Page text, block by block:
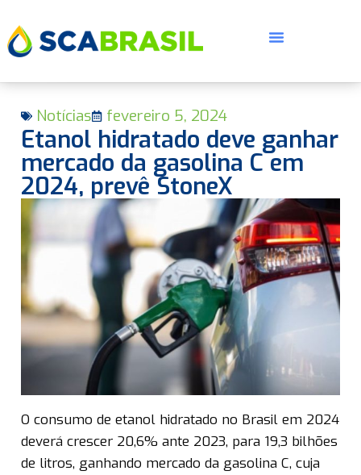
Notícias fevereiro 5, 2024
Etanol hidratado deve ganhar
mercado da gasolina C em
2024, prevê StoneX
O consumo de etanol hidratado no Brasil em 2024
deverá crescer 20,6% ante 2023, para 19,3 bilhões
de litros, ganhando mercado da gasolina C, cuja